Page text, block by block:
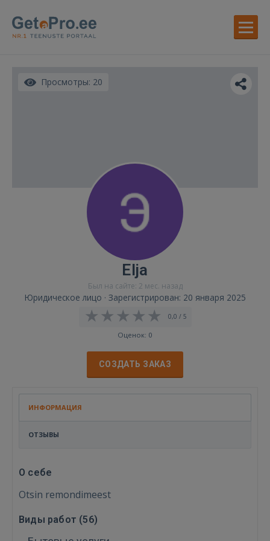
Просмотры: 20
Elja
Был на сайте: 2 мес. назад
Юридическое лицо · Зарегистрирован: 20 января 2025
0,0 / 5
Оценок: 0
СОЗДАТЬ ЗАКАЗ
ИНФОРМАЦИЯ
ОТЗЫВЫ
О себе
Otsin remondimeest
Виды работ (56)